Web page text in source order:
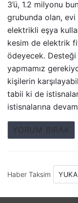
3’ü, 1.2 milyonu
grubunda olan,
elektrikli eşya
kesim de elektrik
ödeyecek.
yapmamız
kişilerin
tabii ki de
istisnalarına
YORUM BIRAK
Haber Taksim